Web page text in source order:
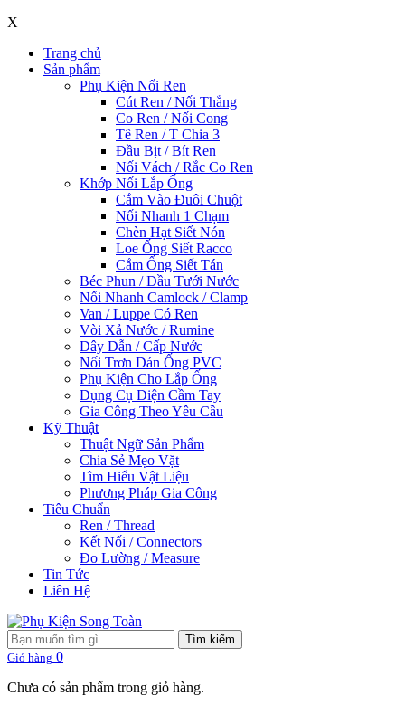
X
Trang chủ
Sản phẩm
Phụ Kiện Nối Ren
Cút Ren / Nối Thẳng
Co Ren / Nối Cong
Tê Ren / T Chia 3
Đầu Bịt / Bít Ren
Nối Vách / Rắc Co Ren
Khớp Nối Lắp Ống
Cắm Vào Đuôi Chuột
Nối Nhanh 1 Chạm
Chèn Hạt Siết Nón
Loe Ống Siết Racco
Cắm Ống Siết Tán
Béc Phun / Đầu Tưới Nước
Nối Nhanh Camlock / Clamp
Van / Luppe Có Ren
Vòi Xả Nước / Rumine
Dây Dẫn / Cấp Nước
Nối Trơn Dán Ống PVC
Phụ Kiện Cho Lắp Ống
Dụng Cụ Điện Cầm Tay
Gia Công Theo Yêu Cầu
Kỹ Thuật
Thuật Ngữ Sản Phẩm
Chia Sẻ Mẹo Vặt
Tìm Hiểu Vật Liệu
Phương Pháp Gia Công
Tiêu Chuẩn
Ren / Thread
Kết Nối / Connectors
Đo Lường / Measure
Tin Tức
Liên Hệ
Tìm kiếm
Giỏ hàng 0
Chưa có sản phẩm trong giỏ hàng.